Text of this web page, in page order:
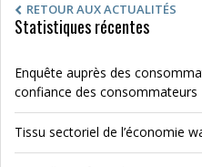
RETOUR AUX ACTUALITÉS
Statistiques récentes
Enquête auprès des
confiance des consommateurs
Tissu sectoriel de l’économie